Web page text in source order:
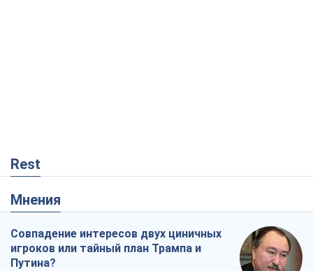
Rest
Мнения
Совпадение интересов двух циничных
игроков или тайный план Трампа и
Путина?